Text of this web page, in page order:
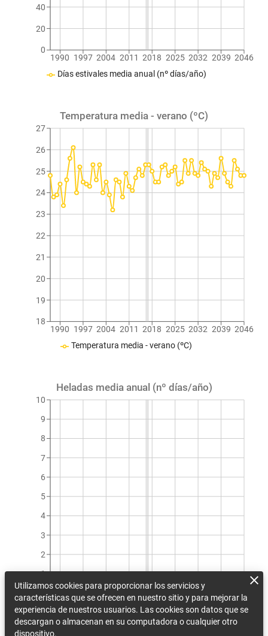
1990 1997 2004 2011 2018 2025 2032 2039 2046
0
20
40
Días estivales media anual (nº días/año)
Temperatura media - verano (ºC)
1990 1997 2004 2011 2018 2025 2032 2039 2046
18
19
20
21
22
23
24
25
26
27
Temperatura media - verano (ºC)
Heladas media anual (nº días/año)
1990 1997 2004 2011 2018 2025 2032 2039 2046
1
2
3
4
5
6
7
8
9
10
Heladas media anual (nº días/año)
Utilizamos cookies para proporcionar los servicios y
características que se ofrecen en nuestro sitio y para mejorar la
experiencia de nuestros usuarios. Las cookies son datos que se
descargan o almacenan en su computadora o cualquier otro
dispositivo.